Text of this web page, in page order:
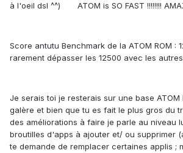
à l'oeil dsl ^^) ATOM is SO FAST !!!!!!!!
Score antutu Benchmark de la ATOM ROM :
rarement dépasser les 12500 avec les autres
Je serais toi je resterais sur une base ATOM
galère et bien que tu es fait le plus gros du
des améliorations à faire je parle au niveau
broutilles d'apps à ajouter et/ ou supprimer
te demande de remplacer certaines applis ;